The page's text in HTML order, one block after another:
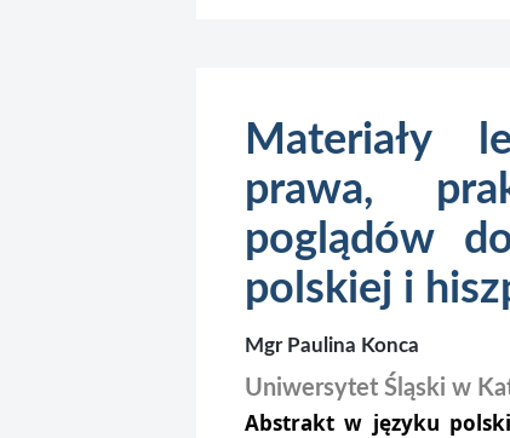
Materiały
prawa,
poglądów
polskiej i
Mgr Paulina Konca
Uniwersytet Śląski w
Abstrakt w języku